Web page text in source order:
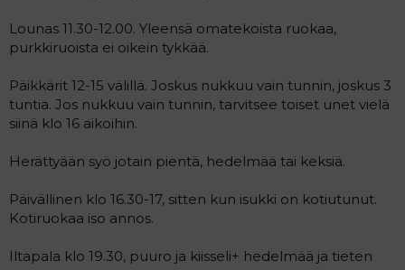
Lounas 11.30-12.00. Yleensä omatekoista ruokaa,
purkkiruoista ei oikein tykkää.
Päikkärit 12-15 välillä. Joskus nukkuu vain tunnin, joskus 3
tuntia. Jos nukkuu vain tunnin, tarvitsee toiset unet vielä
siinä klo 16 aikoihin.
Herättyään syö jotain pientä, hedelmää tai keksiä.
Päivällinen klo 16.30-17, sitten kun isukki on kotiutunut.
Kotiruokaa iso annos.
Iltapala klo 19.30, puuro ja kiisseli+ hedelmää ja tieten